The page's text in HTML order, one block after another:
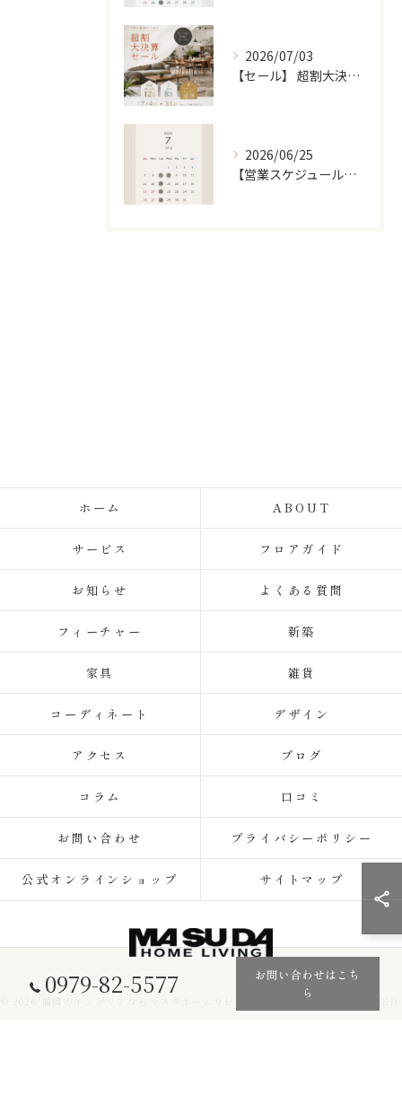
2026/07/03
【セール】 超割大決算セール [7/4 〜 7/31]
2026/06/25
【営業スケジュール】7月カレンダー
0979-82-5577
お問い合わせはこち
ら
ホーム ABOUT
サービス フロアガイド
お知らせ よくある質問
フィーチャー 新築
家具 雑貨
コーディネート デザイン
アクセス ブログ
コラム 口コミ
お問い合わせ プライバシーポリシー
公式オンラインショップ サイトマップ
© 2026 福岡のインテリアならマスダホームリビング ALL RIGHTS RESERVED.